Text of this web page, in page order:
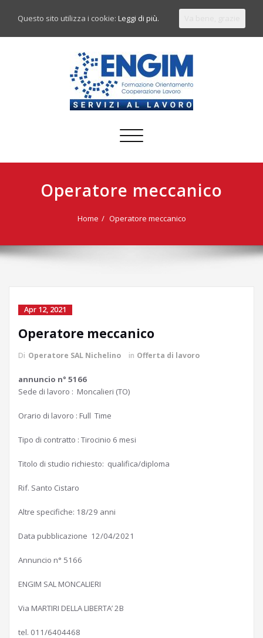
Commuta
Operatore meccanico
Home Operatore meccanico
Apr 12, 2021
Operatore meccanico
Di Operatore SAL Nichelino in Offerta di lavoro
annuncio n° 5166
Sede di lavoro : Moncalieri (TO)
Orario di lavoro : Full Time
Tipo di contratto : Tirocinio 6 mesi
Titolo di studio richiesto: qualifica/diploma
Rif. Santo Cistaro
Altre specifiche: 18/29 anni
Data pubblicazione 12/04/2021
Annuncio n° 5166
ENGIM SAL MONCALIERI
Via MARTIRI DELLA LIBERTA’ 2B
tel. 011/6404468
Questo sito utilizza i cookie:Leggi di più.